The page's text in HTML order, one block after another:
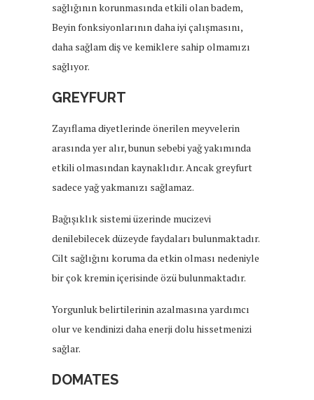
sağlığının korunmasında etkili olan badem,
Beyin fonksiyonlarının daha iyi çalışmasını,
daha sağlam diş ve kemiklere sahip olmamızı
sağlıyor.
GREYFURT
Zayıflama diyetlerinde önerilen meyvelerin
arasında yer alır, bunun sebebi yağ yakımında
etkili olmasından kaynaklıdır. Ancak greyfurt
sadece yağ yakmanızı sağlamaz.
Bağışıklık sistemi üzerinde mucizevi
denilebilecek düzeyde faydaları bulunmaktadır.
Cilt sağlığını koruma da etkin olması nedeniyle
bir çok kremin içerisinde özü bulunmaktadır.
Yorgunluk belirtilerinin azalmasına yardımcı
olur ve kendinizi daha enerji dolu hissetmenizi
sağlar.
DOMATES